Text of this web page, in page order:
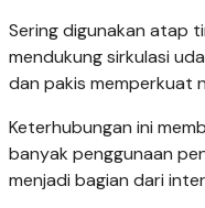
Sering digunakan atap
mendukung sirkulasi
dan pakis memperkuat
Keterhubungan ini
banyak penggunaan
menjadi bagian dari